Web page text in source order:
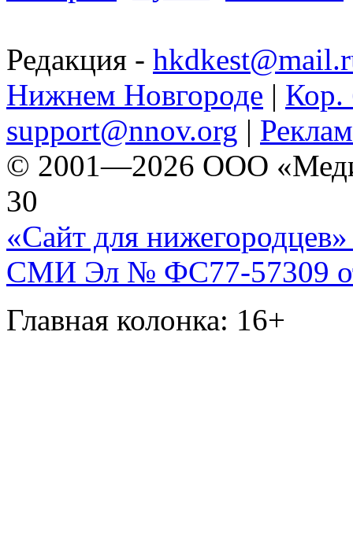
Редакция -
Нижнем Новгороде | Кор.
support@nnov.org |
© 2001—2026 ООО
30
«Сайт для нижегородцев»
СМИ Эл № ФС77-57309
Главная колонка: 16+